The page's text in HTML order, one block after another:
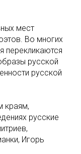
мест
Во многих
перекликаются
русской
русской
краям,
русские
Игорь